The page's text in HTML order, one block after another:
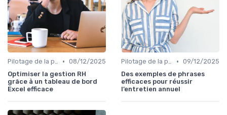
Pilotage de la performance globale • 08/12/2025
Optimiser la gestion RH
grâce à un tableau de bord
Excel efficace
Pilotage de la performance globale • 09/12/2025
Des exemples de phrases
efficaces pour réussir
l’entretien annuel